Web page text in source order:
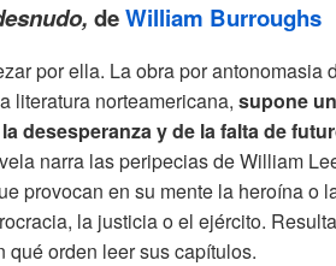
deWilliam Burroughs
por ella. La obra por antonomasia
literatura norteamericana, supone
desesperanza y de la falta de
narra las peripecias de William
provocan en su mente la heroína o
la justicia o el ejército.
qué orden leer sus capítulos.